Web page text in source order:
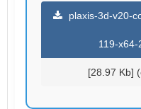
plaxis-3d-v20-
119-
[28.97 Kb]